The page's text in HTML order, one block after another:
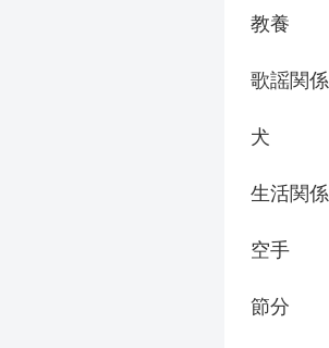
教養
歌謡関係
犬
生活関係
空手
節分